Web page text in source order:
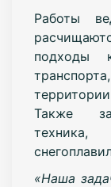
Работы
подходы
Также
«Наша